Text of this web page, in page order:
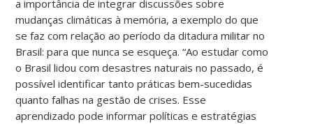
a importância de integrar discussões sobre
mudanças climáticas à memória, a exemplo do que
se faz com relação ao período da ditadura militar no
Brasil: para que nunca se esqueça. “Ao estudar como
o Brasil lidou com desastres naturais no passado, é
possível identificar tanto práticas bem-sucedidas
quanto falhas na gestão de crises. Esse
aprendizado pode informar políticas e estratégias